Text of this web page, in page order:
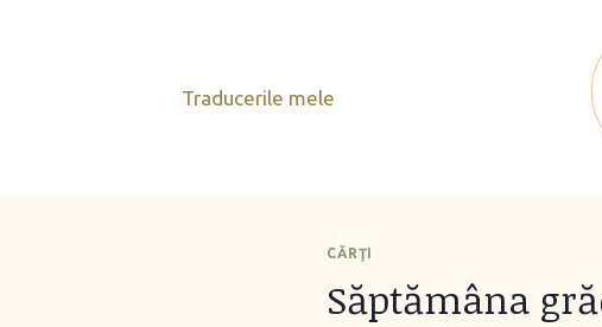
Traducerile mele
CĂRŢI
Săptămâna